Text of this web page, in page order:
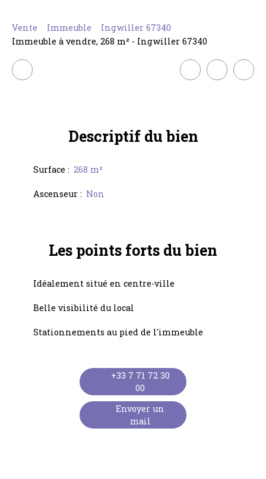
Vente Immeuble
Ingwiller 67340
Immeuble à vendre, 268 m² - Ingwiller 67340
Descriptifdu bien
Surface : 268 m²
Ascenseur : Non
Les points forts du bien
Idéalement situé en centre-ville
Belle visibilité du local
Stationnements au pied de l'immeuble
+33 7 71 72 30
00
Envoyer un
mail